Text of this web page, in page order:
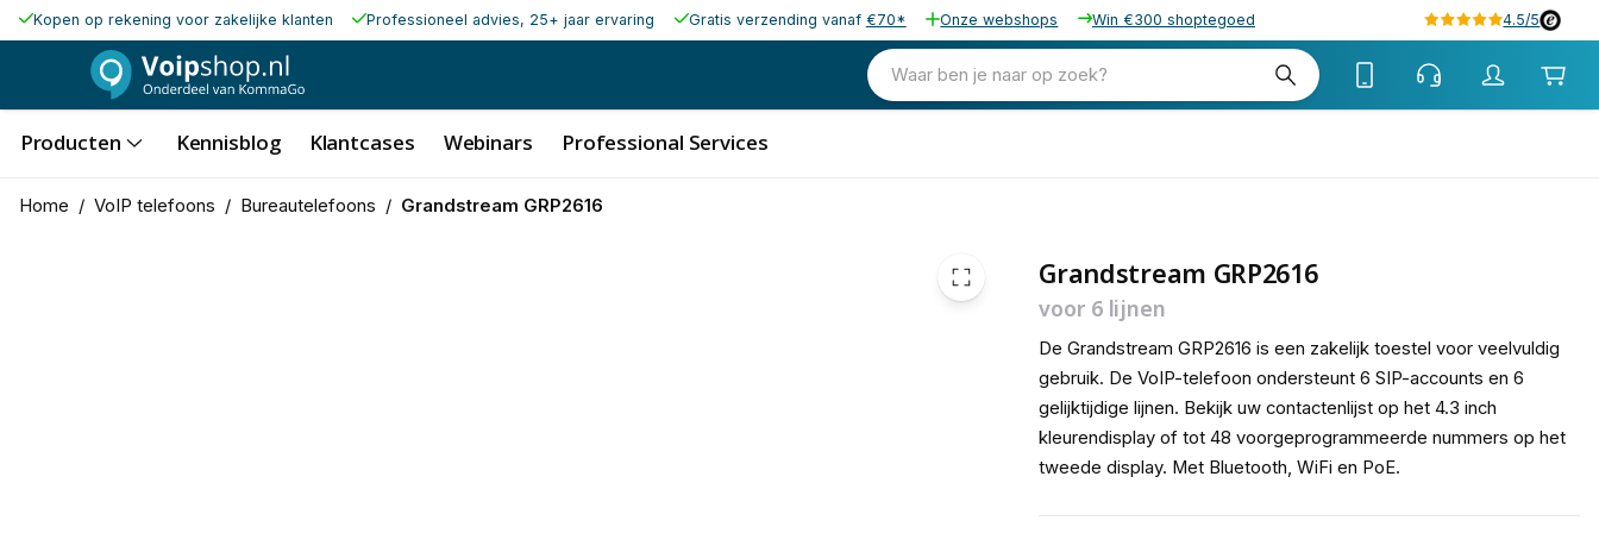
Kopen op rekening voor zakelijke klanten Professioneel advies, 25+ jaar ervaring Gratis verzending vanaf €70* Onze webshops Win €300 shoptegoed 4.5/5
Waar ben je naar op zoek?
Producten Kennisblog Klantcases Webinars Professional Services
Home / VoIP telefoons / Bureautelefoons / Grandstream GRP2616
Grandstream GRP2616
voor 6 lijnen
De Grandstream GRP2616 is een zakelijk toestel voor veelvuldig
gebruik. De VoIP-telefoon ondersteunt 6 SIP-accounts en 6
gelijktijdige lijnen. Bekijk uw contactenlijst op het 4.3 inch
kleurendisplay of tot 48 voorgeprogrammeerde nummers op het
tweede display. Met Bluetooth, WiFi en PoE.
142,72 excl. btw
172,69 incl. btw